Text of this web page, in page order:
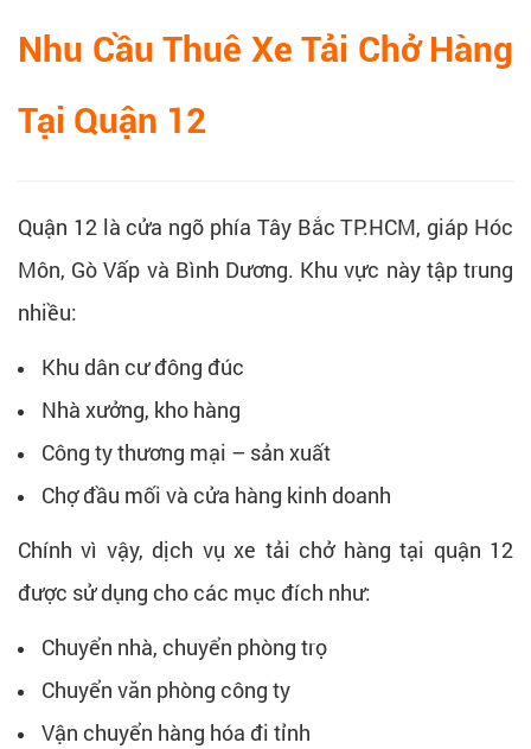
Nhu Cầu Thuê Xe Tải Chở Hàng
Tại Quận 12
Quận 12 là cửa ngõ phía Tây Bắc TP.HCM, giáp Hóc
Môn, Gò Vấp và Bình Dương. Khu vực này tập trung
nhiều:
Khu dân cư đông đúc
Nhà xưởng, kho hàng
Công ty thương mại – sản xuất
Chợ đầu mối và cửa hàng kinh doanh
Chính vì vậy, dịch vụ xe tải chở hàng tại quận 12
được sử dụng cho các mục đích như:
Chuyển nhà, chuyển phòng trọ
Chuyển văn phòng công ty
Vận chuyển hàng hóa đi tỉnh